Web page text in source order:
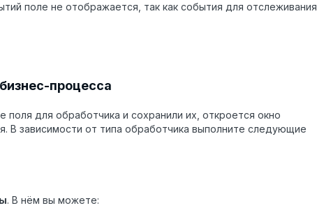
поле не отображается, так как события для отслеживания
процесса
для обработчика и сохранили их, откроется окно
В зависимости от типа обработчика выполните следующие
. В нём вы можете: